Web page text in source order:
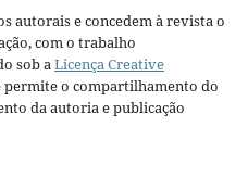
autorais e concedem à revista o
com o trabalho
sob aLicença Creative
o compartilhamento do
da autoria e publicação